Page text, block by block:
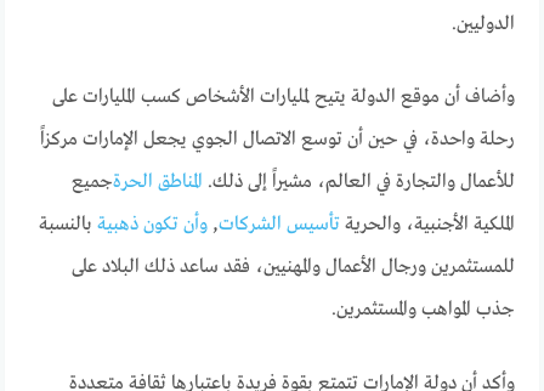
الدوليين.
وأضاف أن موقع الدولة يتيح لمليارات الأشخاص كسب المليارات على
رحلة واحدة، في حين أن توسع الاتصال الجوي يجعل الإمارات مركزاً
للأعمال والتجارة في العالم، مشيراً إلى ذلك. المناطق الحرةجميع
الملكية الأجنبية، والحريةتأسيس الشركات,وأن تكون ذهبية بالنسبة
للمستثمرين ورجال الأعمال والمهنيين، فقد ساعد ذلك البلاد على
جذب المواهب والمستثمرين.
وأكد أن دولة الإمارات تتمتع بقوة فريدة باعتبارها ثقافة متعددة